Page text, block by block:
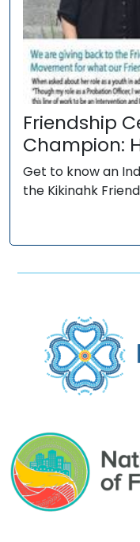
Friendship
Champion:
Get to know an
the Kikinahk